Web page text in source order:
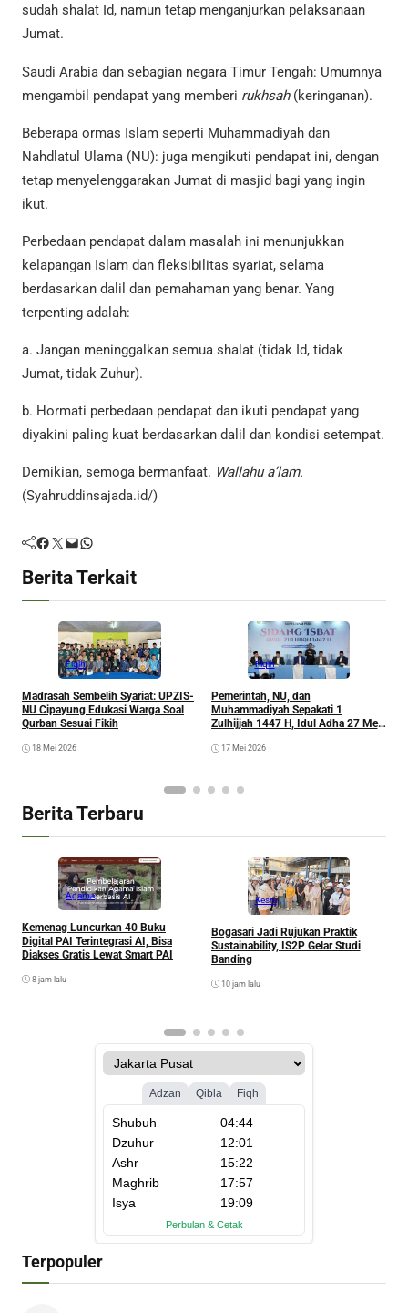
sudah shalat Id, namun tetap menganjurkan pelaksanaan
Jumat.
Saudi Arabia dan sebagian negara Timur Tengah: Umumnya
mengambil pendapat yang memberi rukhsah(keringanan).
Beberapa ormas Islam seperti Muhammadiyah dan
Nahdlatul Ulama (NU): juga mengikuti pendapat ini, dengan
tetap menyelenggarakan Jumat di masjid bagi yang ingin
ikut.
Perbedaan pendapat dalam masalah ini menunjukkan
kelapangan Islam dan fleksibilitas syariat, selama
berdasarkan dalil dan pemahaman yang benar. Yang
terpenting adalah:
a. Jangan meninggalkan semua shalat (tidak Id, tidak
Jumat, tidak Zuhur).
b. Hormati perbedaan pendapat dan ikuti pendapat yang
diyakini paling kuat berdasarkan dalil dan kondisi setempat.
Demikian, semoga bermanfaat. Wallahu a’lam.
(Syahruddinsajada.id/)
Facebook Twitter Mail WhatsApp
Berita Terkait
Fiqih
Madrasah Sembelih Syariat: UPZIS-
NU Cipayung Edukasi Warga Soal
Qurban Sesuai Fikih
18 Mei 2026
Fiqih
Pemerintah, NU, dan
Muhammadiyah Sepakati 1
Zulhijjah 1447 H, Idul Adha 27 Mei
17 Mei 2026
Berita Terbaru
Agama
Kemenag Luncurkan 40 Buku
Digital PAI Terintegrasi AI, Bisa
Diakses Gratis Lewat Smart PAI
8 jam lalu
Kesra
Bogasari Jadi Rujukan Praktik
Sustainability, IS2P Gelar Studi
Banding
10 jam lalu
Terpopuler